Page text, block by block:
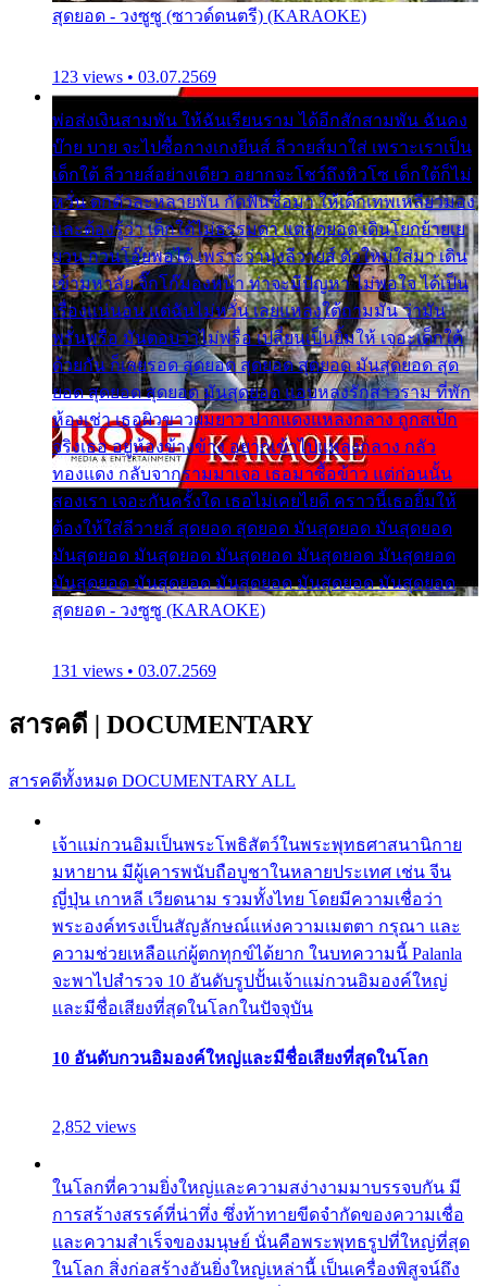
สุดยอด - วงซูซู (ซาวด์ดนตรี) (KARAOKE)
123 views • 03.07.2569
พ่อส่งเงินสามพัน ให้ฉันเรียนราม ได้อีกสักสามพัน ฉันคง
บ๊าย บาย จะไปซื้อกางเกงยีนส์ ลีวายส์มาใส่ เพราะเราเป็น
เด็กใต้ ลีวายส์อย่างเดียว อยากจะโชว์ถึงหิวโซ เด็กใต้ก็ไม่
หวั่น ตกตัวละหลายพัน กัดฟันซื้อมา ให้เด็กเทพเหลียวมอง
และต้องรู้ว่า เด็กใต้ไม่ธรรมดา แต่สุดยอด เดินโยกย้ายเย
ยวน กวนโอ๊ยพอได้ เพราะว่านุ่งลีวายส์ ตัวใหม่ใส่มา เดิน
เข้ามหาลัย จิ๊กโก๊มองหน้า ท่าจะมีปัญหา ไม่พอใจ ได้เป็น
เรื่องแน่นอน แต่ฉันไม่หวั่น เลยแหลงใต้ถามมัน ว่ามัน
พรั่นพรือ มันตอบว่าไม่พรื่อ เปลี่ยนเป็นยิ้มให้ เจอะเด็กใต้
ด้วยกัน ก็เลยรอด สุดยอด สุดยอด สุดยอด มันสุดยอด สุด
ยอด สุดยอด สุดยอด มันสุดยอด แอบหลงรักสาวราม ที่พัก
ห้องเช่า เธอผิวขาวผมยาว ปากแดงแหลงกลาง ถูกสเป็ก
จริงเธอ อยู่ห้องข้างข้าง อยากเข้าไปแหลงกลาง กลัว
ทองแดง กลับจากรามมาเจอ เธอมาซื้อข้าว แต่ก่อนนั้น
สองเรา เจอะกันครั้งใด เธอไม่เคยไยดี คราวนี้เธอยิ้มให้
ต้องให้ใส่ลีวายส์ สุดยอด สุดยอด มันสุดยอด มันสุดยอด
มันสุดยอด มันสุดยอด มันสุดยอด มันสุดยอด มันสุดยอด
มันสุดยอด มันสุดยอด มันสุดยอด มันสุดยอด มันสุดยอด
สุดยอด - วงซูซู (KARAOKE)
131 views • 03.07.2569
สารคดี | DOCUMENTARY
สารคดีทั้งหมด DOCUMENTARY ALL
เจ้าแม่กวนอิมเป็นพระโพธิสัตว์ในพระพุทธศาสนานิกาย
มหายาน มีผู้เคารพนับถือบูชาในหลายประเทศ เช่น จีน
ญี่ปุ่น เกาหลี เวียดนาม รวมทั้งไทย โดยมีความเชื่อว่า
พระองค์ทรงเป็นสัญลักษณ์แห่งความเมตตา กรุณา และ
ความช่วยเหลือแก่ผู้ตกทุกข์ได้ยาก ในบทความนี้ Palanla
จะพาไปสำรวจ 10 อันดับรูปปั้นเจ้าแม่กวนอิมองค์ใหญ่
และมีชื่อเสียงที่สุดในโลกในปัจจุบัน
10 อันดับกวนอิมองค์ใหญ่และมีชื่อเสียงที่สุดในโลก
2,852 views
ในโลกที่ความยิ่งใหญ่และความสง่างามมาบรรจบกัน มี
การสร้างสรรค์ที่น่าทึ่ง ซึ่งท้าทายขีดจำกัดของความเชื่อ
และความสำเร็จของมนุษย์ นั่นคือพระพุทธรูปที่ใหญ่ที่สุด
ในโลก สิ่งก่อสร้างอันยิ่งใหญ่เหล่านี้ เป็นเครื่องพิสูจน์ถึง